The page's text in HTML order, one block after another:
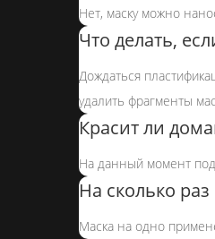
Нет, маску можно
Что делать,
Дождаться
удалить фрагменты
Красит ли
На данный момент
На сколько
Маска на одно